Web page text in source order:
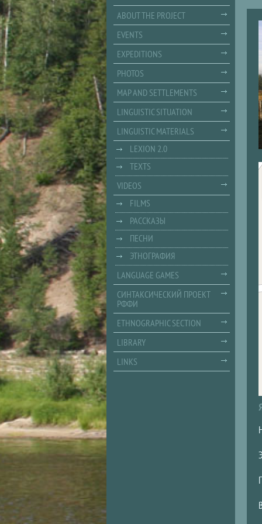
ABOUT THE PROJECT
EVENTS
EXPEDITIONS
PHOTOS
MAP AND SETTLEMENTS
LINGUISTIC SITUATION
LINGUISTIC MATERIALS
LEXION 2.0
TEXTS
VIDEOS
FILMS
РАССКАЗЫ
ПЕСНИ
ЭТНОГРАФИЯ
LANGUAGE GAMES
СИНТАКСИЧЕСКИЙ ПРОЕКТ
РФФИ
ETHNOGRAPHIC SECTION
LIBRARY
LINKS